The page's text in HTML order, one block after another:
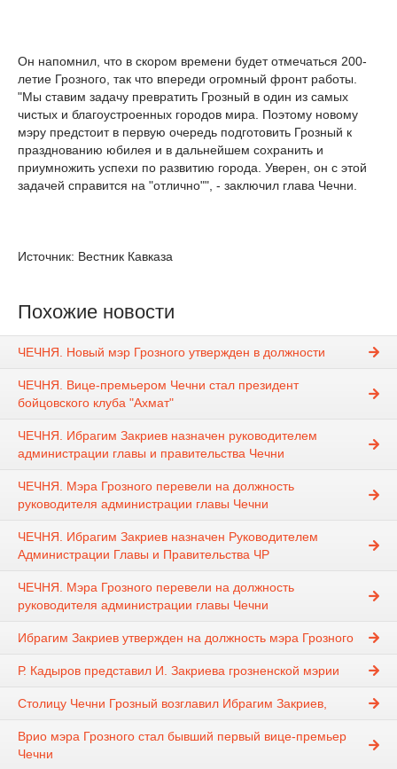
Он напомнил, что в скором времени будет отмечаться 200-
летие Грозного, так что впереди огромный фронт работы.
"Мы ставим задачу превратить Грозный в один из самых
чистых и благоустроенных городов мира. Поэтому новому
мэру предстоит в первую очередь подготовить Грозный к
празднованию юбилея и в дальнейшем сохранить и
приумножить успехи по развитию города. Уверен, он с этой
задачей справится на "отлично"", - заключил глава Чечни.
Источник: Вестник Кавказа
Похожие новости
ЧЕЧНЯ. Новый мэр Грозного утвержден в должности
ЧЕЧНЯ. Вице-премьером Чечни стал президент
бойцовского клуба "Ахмат"
ЧЕЧНЯ. Ибрагим Закриев назначен руководителем
администрации главы и правительства Чечни
ЧЕЧНЯ. Мэра Грозного перевели на должность
руководителя администрации главы Чечни
ЧЕЧНЯ. Ибрагим Закриев назначен Руководителем
Администрации Главы и Правительства ЧР
ЧЕЧНЯ. Мэра Грозного перевели на должность
руководителя администрации главы Чечни
Ибрагим Закриев утвержден на должность мэра Грозного
Р. Кадыров представил И. Закриева грозненской мэрии
Столицу Чечни Грозный возглавил Ибрагим Закриев,
Врио мэра Грозного стал бывший первый вице-премьер
Чечни